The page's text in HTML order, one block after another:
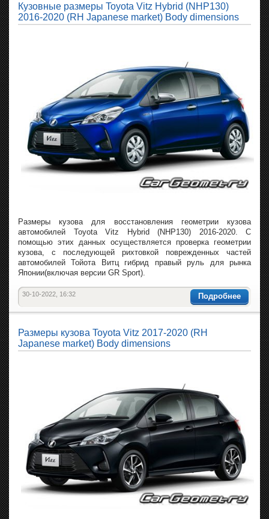
Кузовные размеры Toyota Vitz Hybrid (NHP130)
2016-2020 (RH Japanese market) Body dimensions
Размеры кузова для восстановления геометрии кузова
автомобилей Toyota Vitz Hybrid (NHP130) 2016-2020. С
помощью этих данных осуществляется проверка геометрии
кузова, с последующей рихтовкой поврежденных частей
автомобилей Тойота Витц гибрид правый руль для рынка
Японии(включая версии GR Sport).
Подробнее
30-10-2022, 16:32
Размеры кузова Toyota Vitz 2017-2020 (RH
Japanese market) Body dimensions